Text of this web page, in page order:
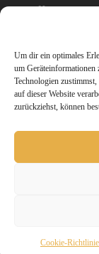
Um dir ein optimales
um Geräteinformationen
Technologien
auf dieser Website
zurückziehst, können
Cookie-Richtlinie
Home
Sitemap
Impressum